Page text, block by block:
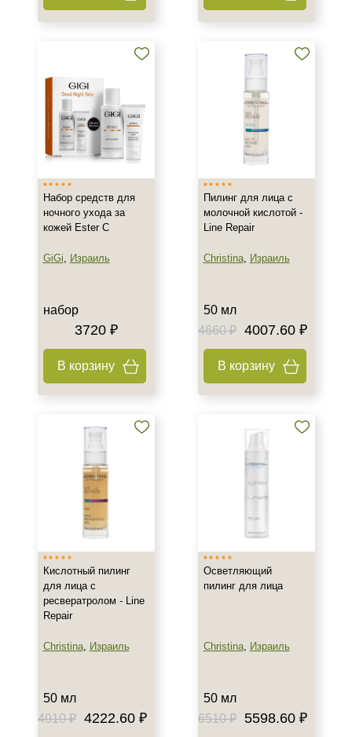
Лицо
Объём
50 мл
Показать еще
Время применения
Для женщин
Набор средств для
ночного ухода за
кожей Ester C
GiGi, Израиль
набор
3720 ₽
В корзину
Пилинг для лица с
молочной кислотой -
Line Repair
Christina, Израиль
50 мл
4660 ₽ 4007.60 ₽
В корзину
Кислотный пилинг
для лица с
ресвератролом - Line
Repair
Christina, Израиль
50 мл
4910 ₽ 4222.60 ₽
Осветляющий
пилинг для лица
Christina, Израиль
50 мл
6510 ₽ 5598.60 ₽